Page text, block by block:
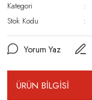
Kategori
Stok Kodu
Yorum Yaz
ÜRÜN BİLGİSİ